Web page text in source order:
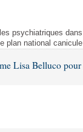
psychiatriques
plan national canicule
Lisa Belluco